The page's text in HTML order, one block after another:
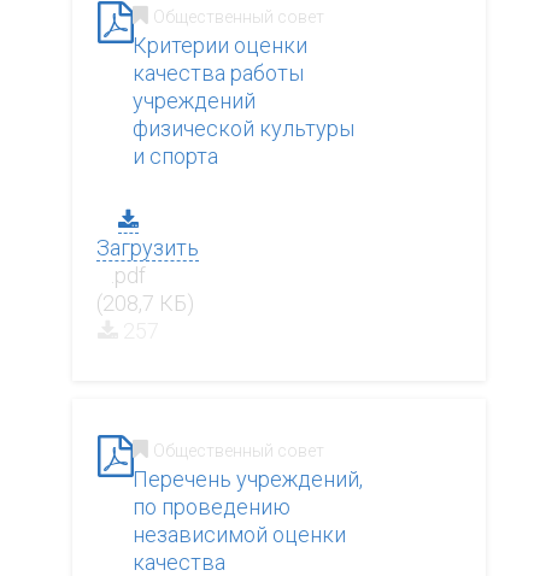
Общественный совет
Критерии оценки
качества работы
учреждений
физической культуры
и спорта
Загрузить
.pdf
(208,7 КБ)
Общественный совет
Перечень учреждений,
по проведению
независимой оценки
качества